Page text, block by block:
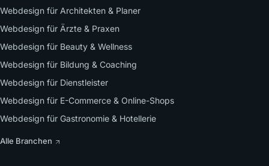
Webdesign für Architekten & Planer
Webdesign für Ärzte & Praxen
Webdesign für Beauty & Wellness
Webdesign für Bildung & Coaching
Webdesign für Dienstleister
Webdesign für E-Commerce & Online-Shops
Webdesign für Gastronomie & Hotellerie
Alle Branchen